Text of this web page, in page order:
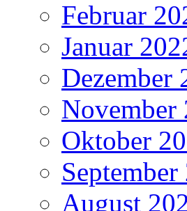
Februar
Januar
Dezember
November
Oktober
September
August